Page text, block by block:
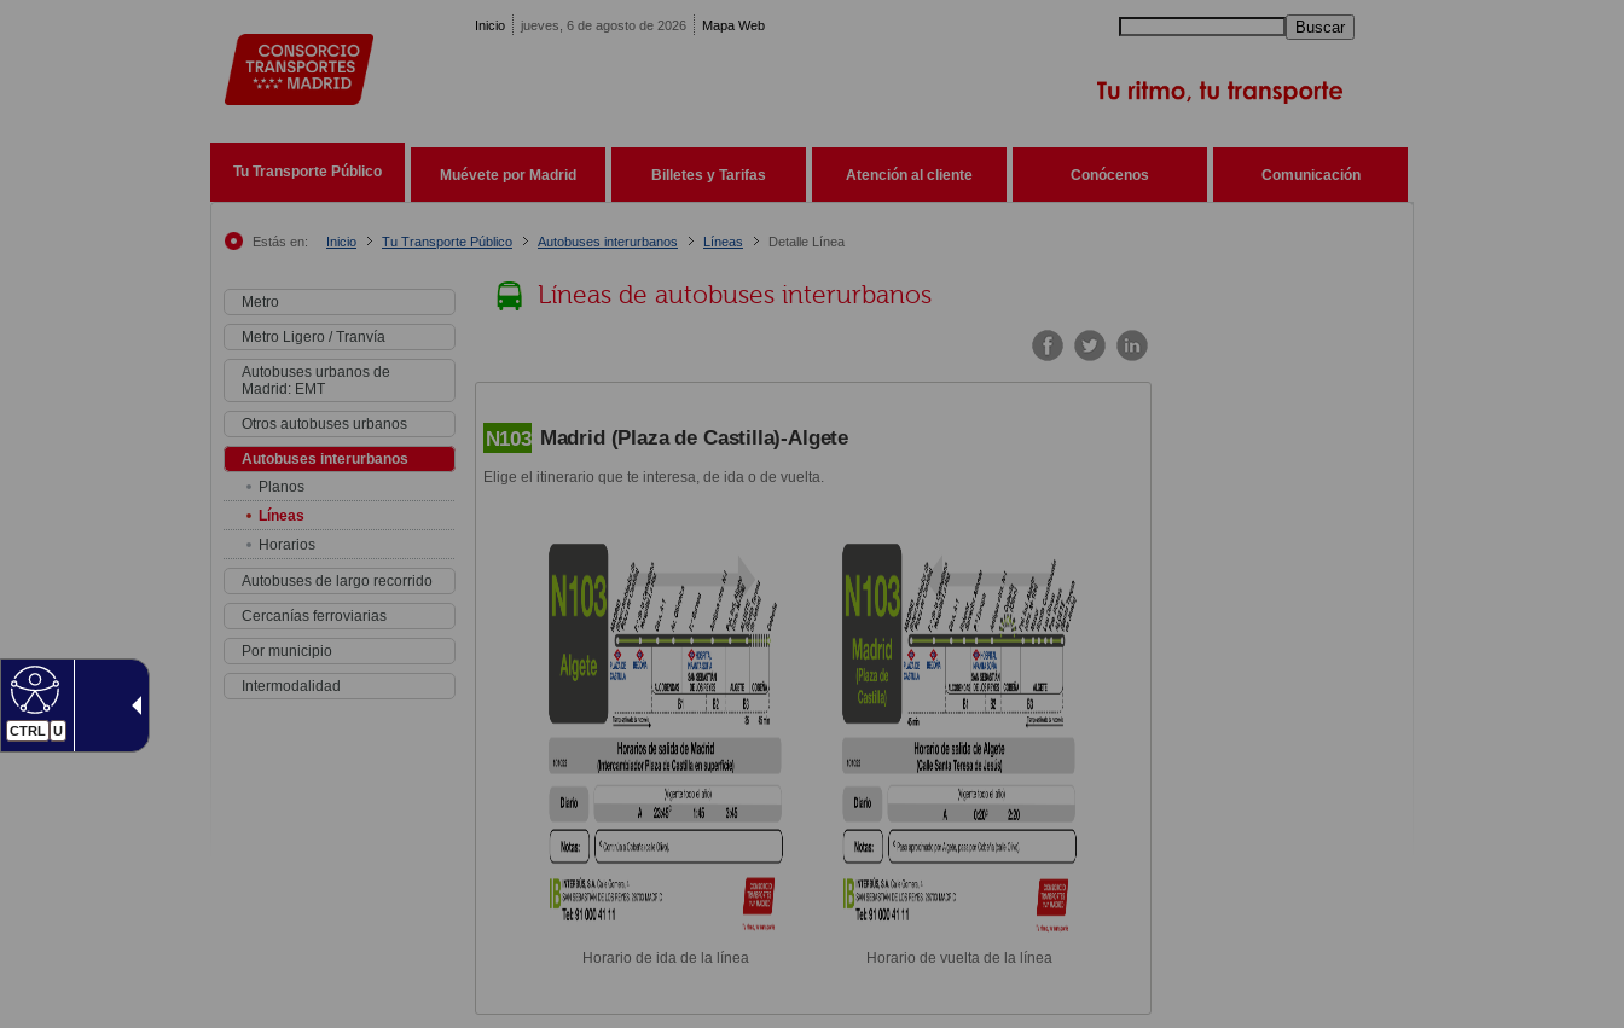
CTRL U
Inicio jueves, 6 de agosto de 2026 Mapa Web Buscar
Tu Transporte Público Muévete por Madrid Billetes y Tarifas Atención al cliente Conócenos Comunicación
Estás en: Inicio Tu Transporte Público Autobuses interurbanos Líneas Detalle Línea
Metro
Metro Ligero / Tranvía
Autobuses urbanos de
Madrid: EMT
Otros autobuses urbanos
Autobuses interurbanos
Planos
Líneas
Horarios
Autobuses de largo recorrido
Cercanías ferroviarias
Por municipio
Intermodalidad
Líneas de autobuses interurbanos
N103 Madrid (Plaza de Castilla)-Algete
Elige el itinerario que te interesa, de ida o de vuelta.
Horario de ida de la línea Horario de vuelta de la línea